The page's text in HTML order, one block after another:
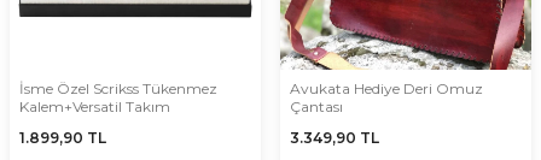
İsme Özel Scrikss Tükenmez
Kalem+Versatil Takım
1.899,90 TL
Avukata Hediye Deri Omuz
Çantası
3.349,90 TL